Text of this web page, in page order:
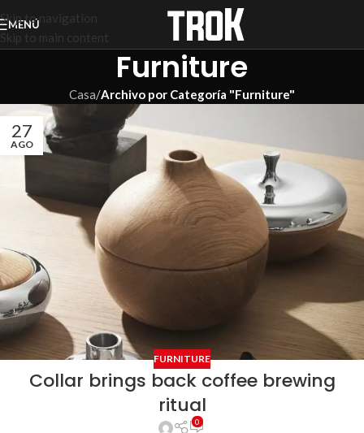
Skip to navigation
Skip to main content
MENÚ
Furniture
Casa/Archivo por Categoría "Furniture"
27
AGO
FURNITURE
Collar brings back coffee brewing
ritual
0